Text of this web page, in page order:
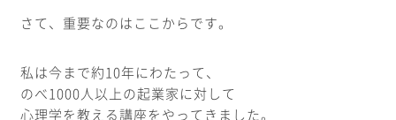
さて、重要なのはここからです。
私は今まで約10年にわたって、
のべ1000人以上の起業家に対して
心理学を教える講座をやってきました。